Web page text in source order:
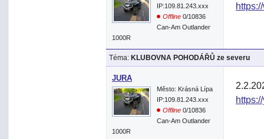
IP:109.81.243.xxx
Offline 0/10836
Can-Am Outlander
1000R
Téma: KLUBOVNA POHODÁŘŮ ze severu
JURA
Město: Krásná Lípa
IP:109.81.243.xxx
Offline 0/10836
Can-Am Outlander
1000R